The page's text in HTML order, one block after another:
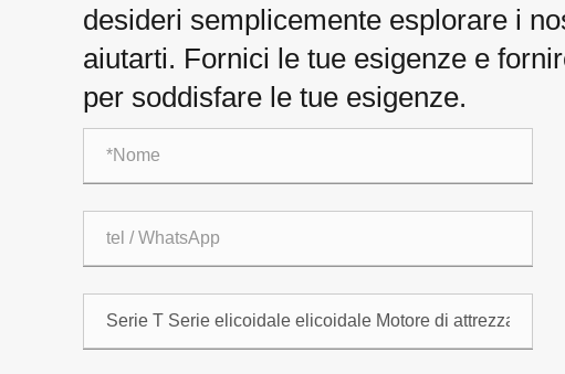
desideri semplicemente esplorare i
aiutarti. Fornici le tue esigenze e
per soddisfare le tue esigenze.